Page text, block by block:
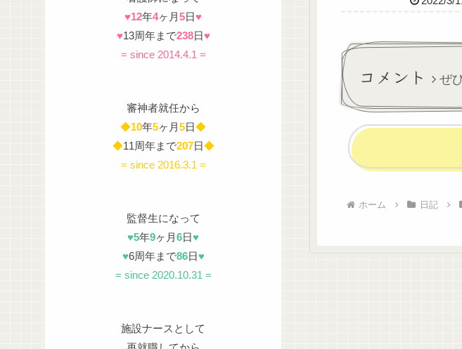
バックするおそれ
いをお持ちの方は
でください。
コメント ぜ
ホーム 日記
♥12年4ヶ月5日♥
♥13周年まで238日♥
= since 2014.4.1 =
審神者就任から
◆10年5ヶ月5日◆
◆11周年まで207日◆
= since 2016.3.1 =
監督生になって
♥5年9ヶ月6日♥
♥6周年まで86日♥
= since 2020.10.31 =
施設ナースとして